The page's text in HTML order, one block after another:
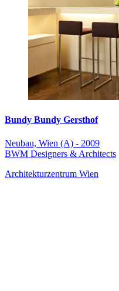
Bundy Bundy Gersthof
Neubau, Wien (A) - 2009
BWM Designers & Architects
Architekturzentrum Wien